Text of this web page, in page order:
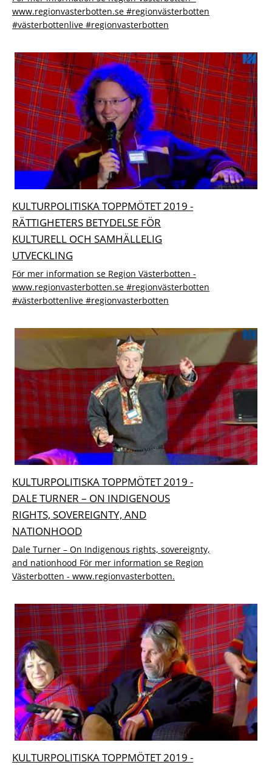
www.regionvasterbotten.se #regionvästerbotten
#västerbottenlive #regionvasterbotten
KULTURPOLITISKA TOPPMÖTET 2019 -
RÄTTIGHETERS BETYDELSE FÖR
KULTURELL OCH SAMHÄLLELIG
UTVECKLING
För mer information se Region Västerbotten -
www.regionvasterbotten.se #regionvästerbotten
#västerbottenlive #regionvasterbotten
KULTURPOLITISKA TOPPMÖTET 2019 -
DALE TURNER – ON INDIGENOUS
RIGHTS, SOVEREIGNTY, AND
NATIONHOOD
Dale Turner – On Indigenous rights, sovereignty,
and nationhood För mer information se Region
Västerbotten - www.regionvasterbotten.
KULTURPOLITISKA TOPPMÖTET 2019 -